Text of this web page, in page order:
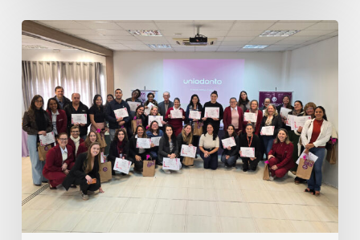
Uniodonto
Piracicaba
realiza
encontro
com
RHs